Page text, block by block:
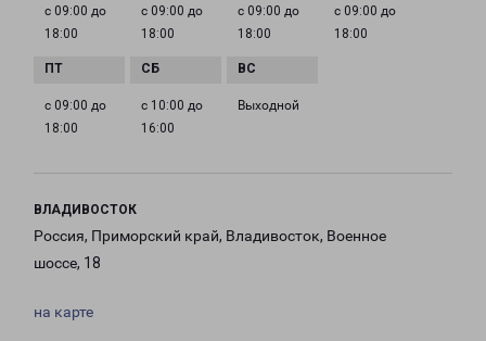
с 09:00 до
18:00
с 09:00 до
18:00
с 09:00 до
18:00
с 09:00 до
18:00
с 09:00 до
18:00
с 10:00 до
16:00
Выходной
ВЛАДИВОСТОК
Россия, Приморский край, Владивосток, Военное
шоссе, 18
на карте